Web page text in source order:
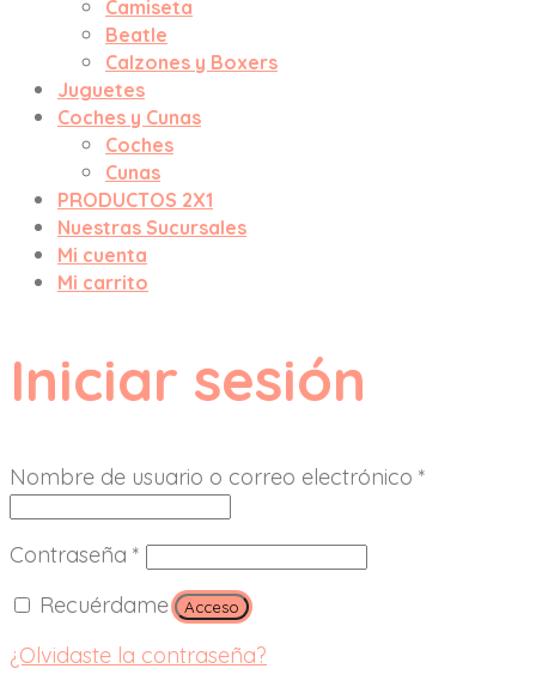
Camiseta
Beatle
Calzones y Boxers
Juguetes
Coches y Cunas
Coches
Cunas
PRODUCTOS 2X1
Nuestras Sucursales
Mi cuenta
Mi carrito
Iniciar sesión
Nombre de usuario o correo electrónico *
Contraseña *
Recuérdame
Acceso
¿Olvidaste la contraseña?